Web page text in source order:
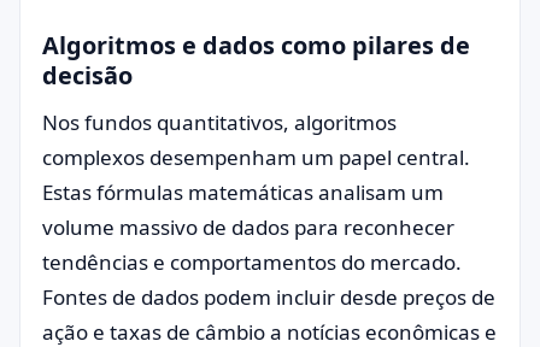
Algoritmos e dados como pilares de
decisão
Nos fundos quantitativos, algoritmos
complexos desempenham um papel central.
Estas fórmulas matemáticas analisam um
volume massivo de dados para reconhecer
tendências e comportamentos do mercado.
Fontes de dados podem incluir desde preços de
ação e taxas de câmbio a notícias econômicas e